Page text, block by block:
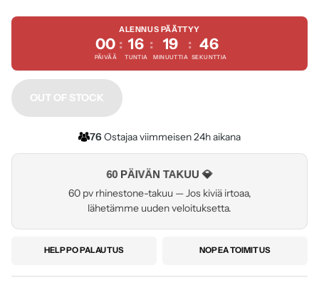
ALENNUS PÄÄTTYY
00
PÄIVÄÄ
: 16
TUNTIA
: 19
MINUUTTIA
: 45
SEKUNTTIA
OUT OF STOCK
76Ostajaa viimmeisen 24h aikana
60 PÄIVÄN TAKUU 💎
60 pv rhinestone-takuu — Jos kiviä irtoaa,
lähetämme uuden veloituksetta.
HELPPO PALAUTUS NOPEA TOIMITUS